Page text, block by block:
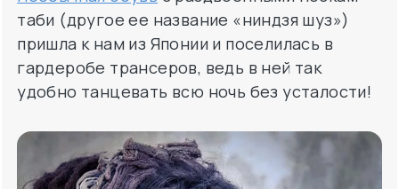
таби (другое ее название «ниндзя шуз»)
пришла к нам из Японии и поселилась в
гардеробе трансеров, ведь в ней так
удобно танцевать всю ночь без усталости!